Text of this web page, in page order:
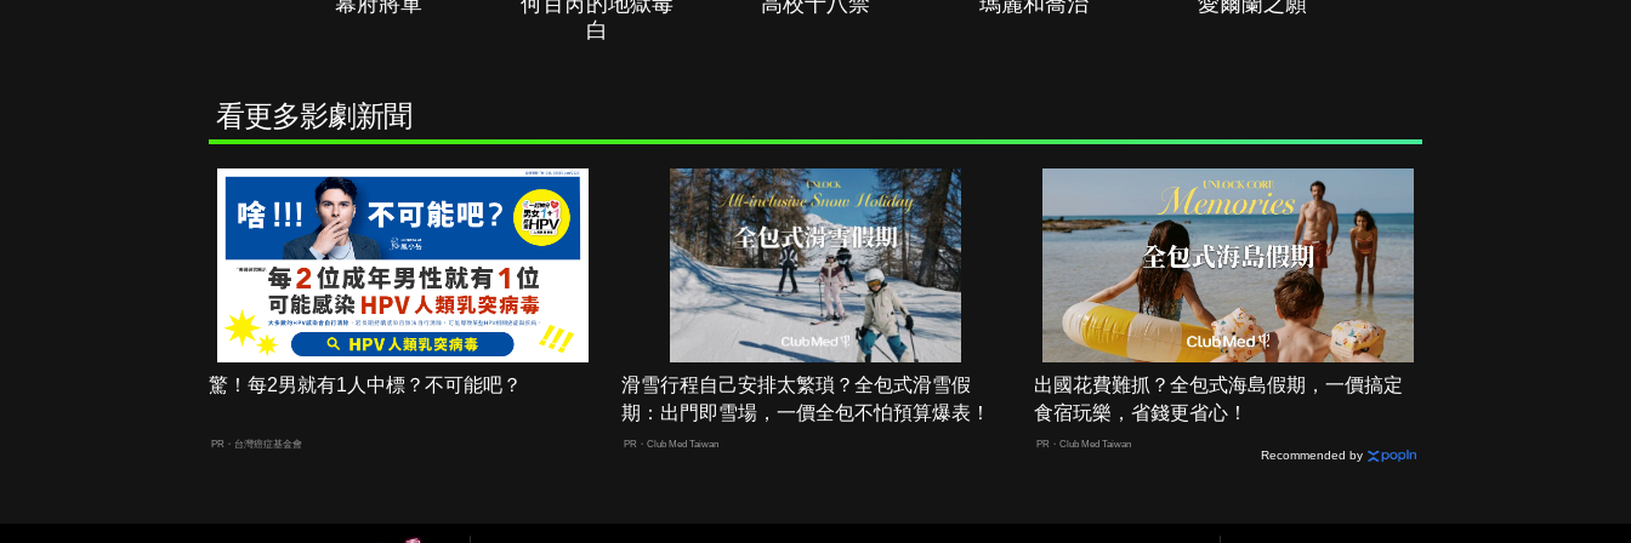
白
看更多影劇新聞
驚！每2男就有1人中標？不可能吧？
PR・台灣癌症基金會
滑雪行程自己安排太繁瑣？全包式滑雪假
期：出門即雪場，一價全包不怕預算爆表！
PR・Club Med Taiwan
出國花費難抓？全包式海島假期，一價搞定
食宿玩樂，省錢更省心！
PR・Club Med Taiwan
Recommended by